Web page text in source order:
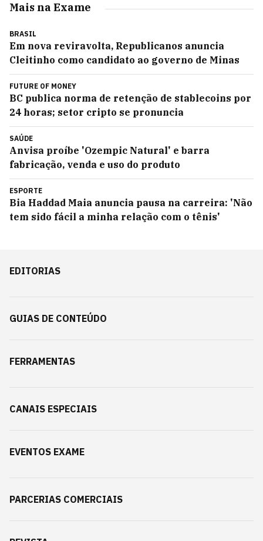
Mais na Exame
BRASIL
Em nova reviravolta, Republicanos anuncia
Cleitinho como candidato ao governo de Minas
FUTURE OF MONEY
BC publica norma de retenção de stablecoins por
24 horas; setor cripto se pronuncia
SAÚDE
Anvisa proíbe 'Ozempic Natural' e barra
fabricação, venda e uso do produto
ESPORTE
Bia Haddad Maia anuncia pausa na carreira: 'Não
tem sido fácil a minha relação com o tênis'
EDITORIAS
GUIAS DE CONTEÚDO
FERRAMENTAS
CANAIS ESPECIAIS
EVENTOS EXAME
PARCERIAS COMERCIAIS